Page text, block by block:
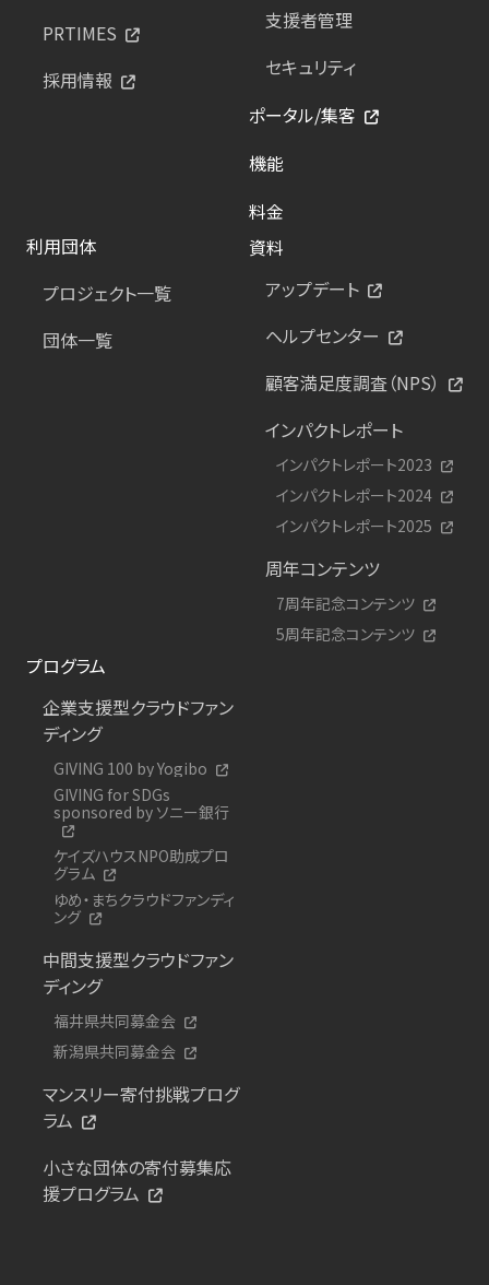
PRTIMES
採用情報
支援者管理
セキュリティ
ポータル/集客
機能
料金
利用団体
プロジェクト一覧
団体一覧
資料
アップデート
ヘルプセンター
顧客満足度調査（NPS）
インパクトレポート
インパクトレポート2023
インパクトレポート2024
インパクトレポート2025
周年コンテンツ
7周年記念コンテンツ
5周年記念コンテンツ
プログラム
企業支援型クラウドファン
ディング
GIVING 100 by Yogibo
GIVING for SDGs
sponsored by ソニー銀行
ケイズハウスNPO助成プロ
グラム
ゆめ・まちクラウドファンディ
ング
中間支援型クラウドファン
ディング
福井県共同募金会
新潟県共同募金会
マンスリー寄付挑戦プログ
ラム
小さな団体の寄付募集応
援プログラム